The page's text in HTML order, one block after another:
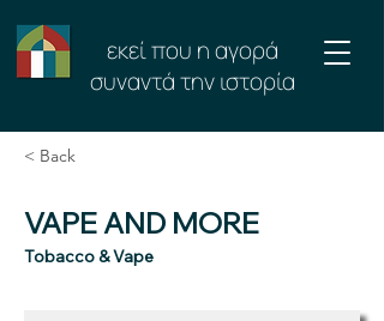
εκεί που η αγορά
συναντά την ιστορία
< Back
VAPE AND MORE
Tobacco & Vape